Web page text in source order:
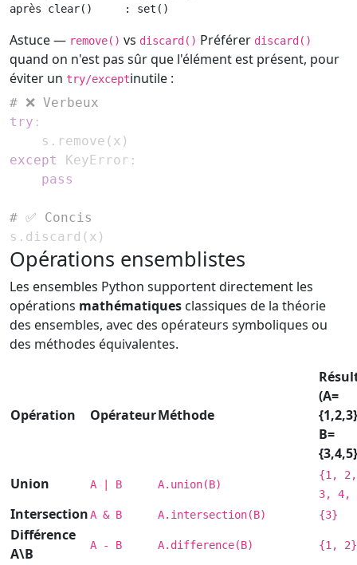
après clear()     : set()
Astuce — remove() vs discard() Préférer discard()
quand on n'est pas sûr que l'élément est présent, pour
éviter un try/exceptinutile :
# ❌ Verbeux
try :
    s
. remove ( x )
except
KeyError :
pass
# ✅ Concis
s . discard ( x )
Opérations ensemblistes
Les ensembles Python supportent directement les
opérations mathématiques classiques de la théorie
des ensembles, avec des opérateurs symboliques ou
des méthodes équivalentes.
Opération OpérateurMéthode
(A=
B=
Union
A | B A.union(B)
{1, 2,
3, 4,
IntersectionA & B A.intersection(B) {3}
Différence
A\B
A - B A.difference(B) {1, 2}